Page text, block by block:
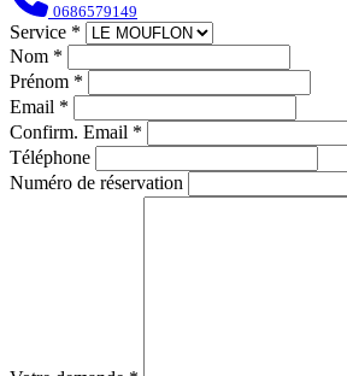
0686579149
Service *
Nom *
Prénom *
Email *
Confirm. Email *
Téléphone
Numéro de réservation